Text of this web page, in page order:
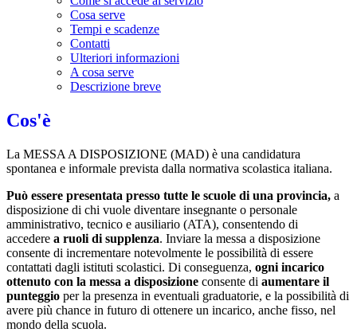
Cosa serve
Tempi e scadenze
Contatti
Ulteriori informazioni
A cosa serve
Descrizione breve
Cos'è
La MESSA A DISPOSIZIONE (MAD) è una candidatura
spontanea e informale prevista dalla normativa scolastica italiana.
Può essere presentata presso tutte le scuole di una provincia, a
disposizione di chi vuole diventare insegnante o personale
amministrativo, tecnico e ausiliario (ATA), consentendo di
accedere a ruoli di supplenza. Inviare la messa a disposizione
consente di incrementare notevolmente le possibilità di essere
contattati dagli istituti scolastici. Di conseguenza, ogni incarico
ottenuto con la messa a disposizione consente di aumentare il
punteggio per la presenza in eventuali graduatorie, e la possibilità di
avere più chance in futuro di ottenere un incarico, anche fisso, nel
mondo della scuola.